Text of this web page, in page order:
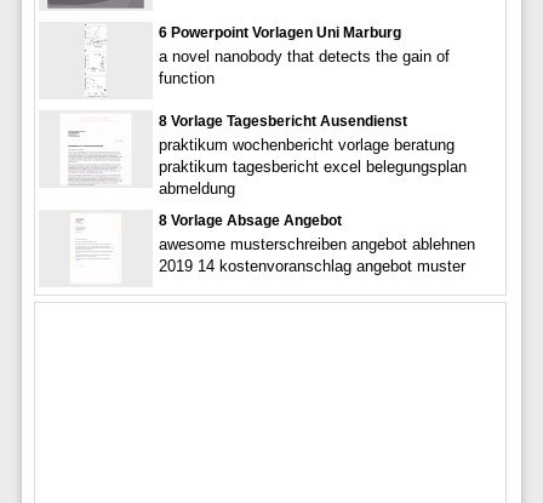
6 Powerpoint Vorlagen Uni Marburg
a novel nanobody that detects the gain of
function
8 Vorlage Tagesbericht Ausendienst
praktikum wochenbericht vorlage beratung
praktikum tagesbericht excel belegungsplan
abmeldung
8 Vorlage Absage Angebot
awesome musterschreiben angebot ablehnen
2019 14 kostenvoranschlag angebot muster